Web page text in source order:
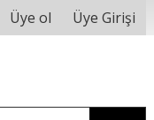
Üye ol Üye Girişi